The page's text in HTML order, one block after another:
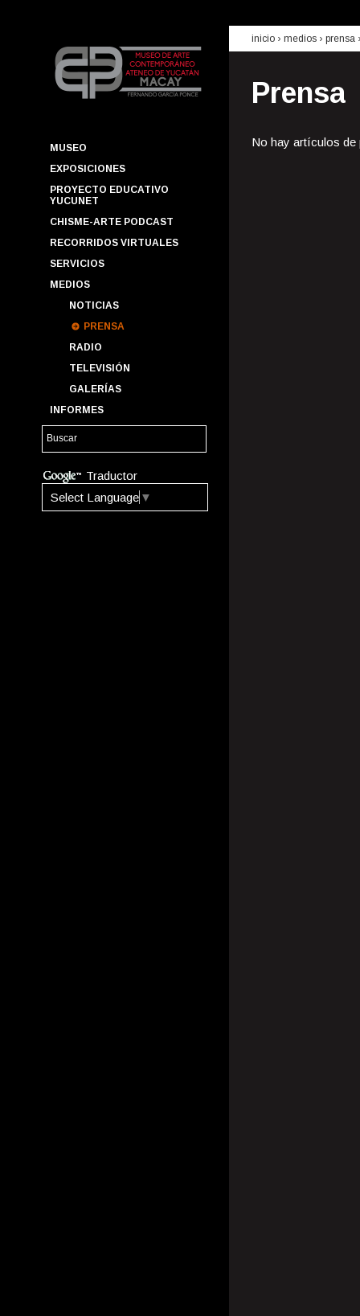
MUSEO
EXPOSICIONES
PROYECTO EDUCATIVO
YUCUNET
CHISME-ARTE PODCAST
RECORRIDOS VIRTUALES
SERVICIOS
MEDIOS
NOTICIAS
PRENSA
RADIO
TELEVISIÓN
GALERÍAS
INFORMES
Traductor
Select Language ▼
inicio › medios › prensa
Prensa
No hay artículos de